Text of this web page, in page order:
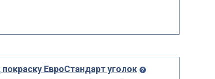
ЕвроСтандарт уголок